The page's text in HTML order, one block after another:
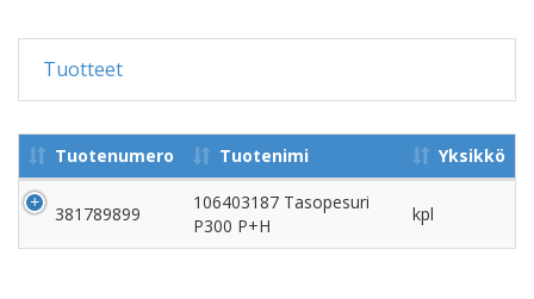
Tuotteet
Tuotenumero Tuotenimi Yksikkö
381789899
106403187 Tasopesuri
P300 P+H
kpl